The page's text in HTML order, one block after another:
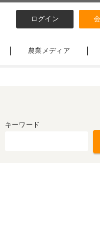
ログイン
農業メディア
キーワード